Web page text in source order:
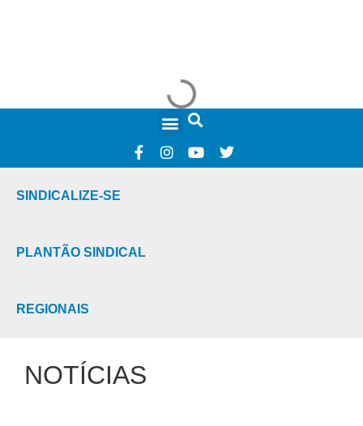
SINDICALIZE-SE
PLANTÃO SINDICAL
REGIONAIS
NOTÍCIAS